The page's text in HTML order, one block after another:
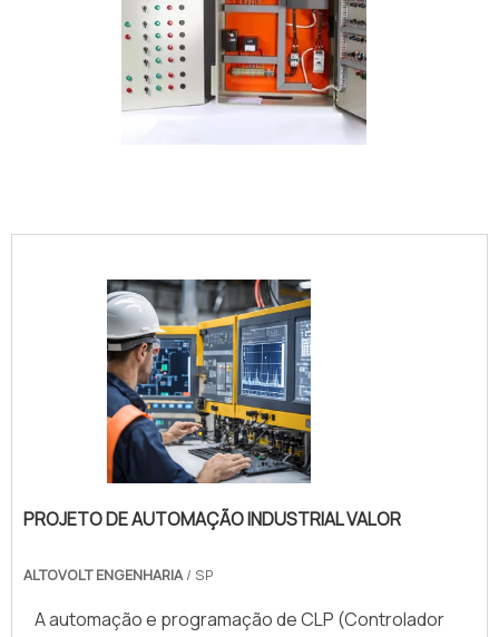
PROJETO DE AUTOMAÇÃO INDUSTRIAL VALOR
ALTOVOLT ENGENHARIA/ SP
A automação e programação de CLP (Controlador